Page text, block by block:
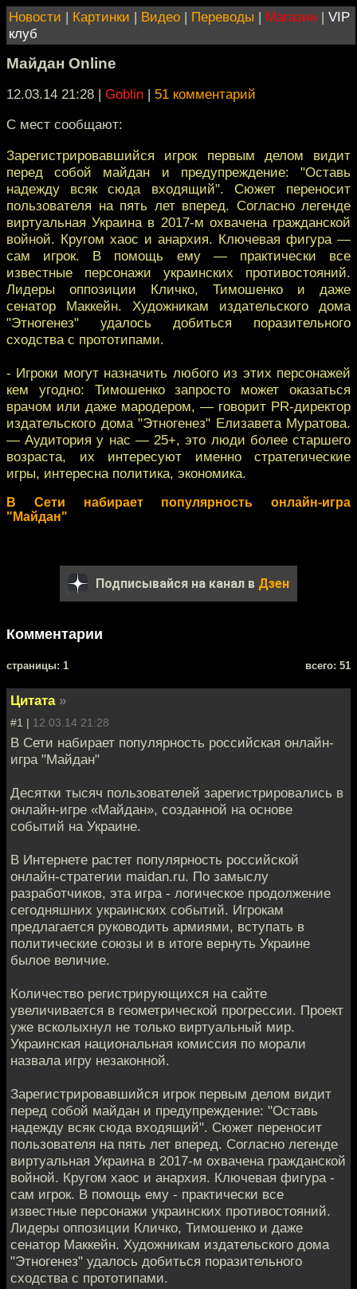
Новости | Картинки | Видео | Переводы | Магазин | VIP
клуб
Майдан Online
12.03.14 21:28 | Goblin | 51 комментарий
С мест сообщают:
Зарегистрировавшийся игрок первым делом видит
перед собой майдан и предупреждение: "Оставь
надежду всяк сюда входящий". Сюжет переносит
пользователя на пять лет вперед. Согласно легенде
виртуальная Украина в 2017-м охвачена гражданской
войной. Кругом хаос и анархия. Ключевая фигура —
сам игрок. В помощь ему — практически все
известные персонажи украинских противостояний.
Лидеры оппозиции Кличко, Тимошенко и даже
сенатор Маккейн. Художникам издательского дома
"Этногенез" удалось добиться поразительного
сходства с прототипами.
- Игроки могут назначить любого из этих персонажей
кем угодно: Тимошенко запросто может оказаться
врачом или даже мародером, — говорит PR-директор
издательского дома "Этногенез" Елизавета Муратова.
— Аудитория у нас — 25+, это люди более старшего
возраста, их интересуют именно стратегические
игры, интересна политика, экономика.
В Сети набирает популярность онлайн-игра
"Майдан"
Подписывайся на канал в Дзен
Комментарии
cтраницы: 1 всего: 51
Цитата »
#1 | 12.03.14 21:28
В Сети набирает популярность российская онлайн-
игра "Майдан"
Десятки тысяч пользователей зарегистрировались в
онлайн-игре «Майдан», созданной на основе
событий на Украине.
В Интернете растет популярность российской
онлайн-стратегии maidan.ru. По замыслу
разработчиков, эта игра - логическое продолжение
сегодняшних украинских событий. Игрокам
предлагается руководить армиями, вступать в
политические союзы и в итоге вернуть Украине
былое величие.
Количество регистрирующихся на сайте
увеличивается в геометрической прогрессии. Проект
уже всколыхнул не только виртуальный мир.
Украинская национальная комиссия по морали
назвала игру незаконной.
Зарегистрировавшийся игрок первым делом видит
перед собой майдан и предупреждение: "Оставь
надежду всяк сюда входящий". Сюжет переносит
пользователя на пять лет вперед. Согласно легенде
виртуальная Украина в 2017-м охвачена гражданской
войной. Кругом хаос и анархия. Ключевая фигура -
сам игрок. В помощь ему - практически все
известные персонажи украинских противостояний.
Лидеры оппозиции Кличко, Тимошенко и даже
сенатор Маккейн. Художникам издательского дома
"Этногенез" удалось добиться поразительного
сходства с прототипами.